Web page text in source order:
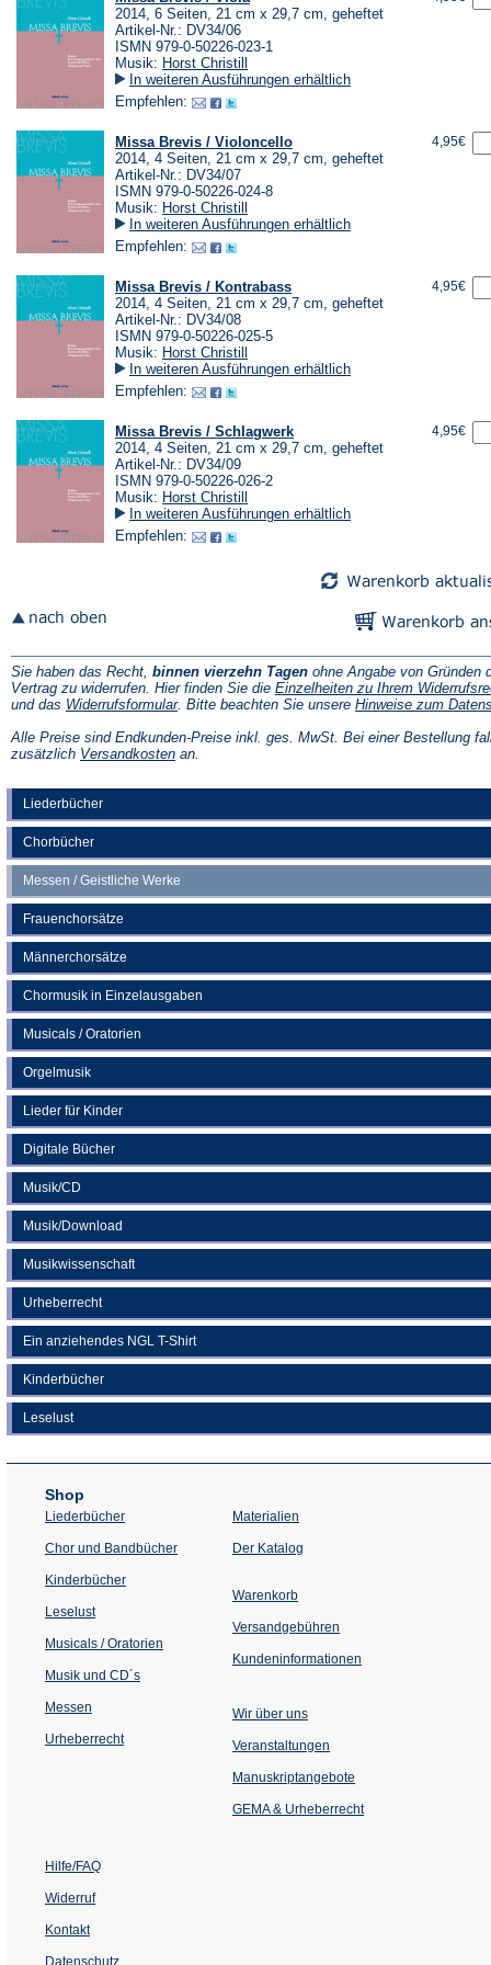
Liederbücher
Chorbücher
Messen / Geistliche Werke
Frauenchorsätze
Männerchorsätze
Chormusik in Einzelausgaben
Musicals / Oratorien
Orgelmusik
Lieder für Kinder
Digitale Bücher
Musik/CD
Musik/Download
Musikwissenschaft
Urheberrecht
Ein anziehendes NGL T-Shirt
Kinderbücher
Leselust
2014, 6 Seiten, 21 cm x 29,7 cm, geheftet
Artikel-Nr.: DV34/06
ISMN 979-0-50226-023-1
Musik: Horst Christill
In weiteren Ausführungen erhältlich
Empfehlen:
Missa Brevis / Violoncello
2014, 4 Seiten, 21 cm x 29,7 cm, geheftet
Artikel-Nr.: DV34/07
ISMN 979-0-50226-024-8
Musik: Horst Christill
In weiteren Ausführungen erhältlich
Empfehlen:
4,95€
Missa Brevis / Kontrabass
2014, 4 Seiten, 21 cm x 29,7 cm, geheftet
Artikel-Nr.: DV34/08
ISMN 979-0-50226-025-5
Musik: Horst Christill
In weiteren Ausführungen erhältlich
Empfehlen:
4,95€
Missa Brevis / Schlagwerk
2014, 4 Seiten, 21 cm x 29,7 cm, geheftet
Artikel-Nr.: DV34/09
ISMN 979-0-50226-026-2
Musik: Horst Christill
In weiteren Ausführungen erhältlich
Empfehlen:
4,95€
Sie haben das Recht, binnen vierzehn Tagen ohne Angabe von Gründen
Vertrag zu widerrufen. Hier finden Sie die Einzelheiten zu Ihrem
und das Widerrufsformular(Öffnet
einem
neuen
. Bitte beachten Sie unsere Hinweise zum
Alle Preise sind Endkunden-Preise inkl. ges. MwSt. Bei einer Bestellung
zusätzlich Versandkosten(Öffnet
an.
Shop
Liederbücher
Chor und Bandbücher
Kinderbücher
Leselust
Musicals / Oratorien
Musik und CD´s
Messen
Urheberrecht
Materialien
Der Katalog
Warenkorb
Versandgebühren
Kundeninformationen
Wir über uns
Veranstaltungen
einem
Tab)
Manuskriptangebote
GEMA & Urheberrecht
Hilfe/FAQ
Widerruf
Kontakt
Datenschutz